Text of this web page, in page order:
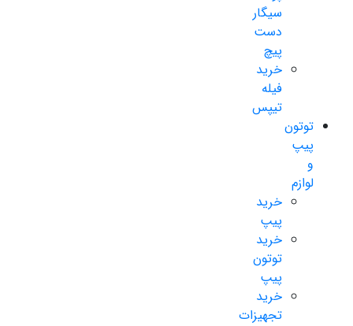
سیگار
دست
پیچ
خرید
فیله
تیپس
توتون
پیپ
و
لوازم
خرید
پیپ
خرید
توتون
پیپ
خرید
تجهیزات